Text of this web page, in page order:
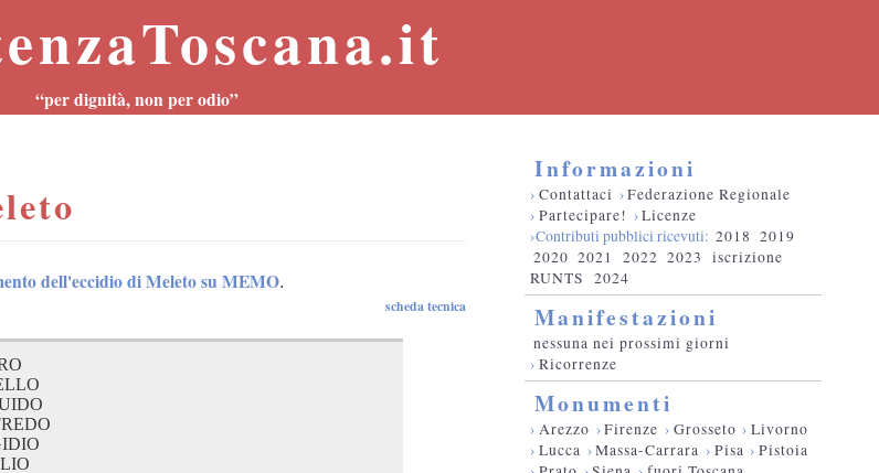
“per dignità, non per odio”
dell'eccidio di Meleto su MEMO.
scheda tecnica
Informazioni
› Contattaci ›Federazione Regionale
› Partecipare! ›Licenze
›Contributi pubblici ricevuti: 2018 2019
2020 2021 2022 2023
iscrizione
RUNTS
2024
Manifestazioni
nessuna nei prossimi giorni
› Ricorrenze
Monumenti
› Arezzo ›Firenze › Grosseto › Livorno
› Lucca ›Massa-Carrara › Pisa › Pistoia